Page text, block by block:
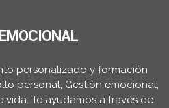
personalizado y formación
personal, Gestión emocional,
vida. Te ayudamos a través de